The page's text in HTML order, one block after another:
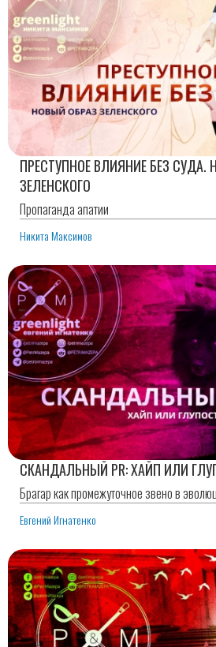
ПРЕСТУПНОЕ ВЛИЯНИЕ БЕЗ СУДА.
ЗЕЛЕНСКОГО
Пропаганда апатии
Никита Максимов
СКАНДАЛЬНЫЙ PR: ХАЙП ИЛИ
Брагар как промежуточное звено в
Евгений Игнатенко